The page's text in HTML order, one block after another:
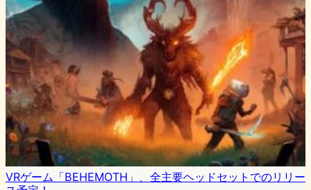
VRゲーム「BEHEMOTH」、全主要ヘッドセットでのリリー